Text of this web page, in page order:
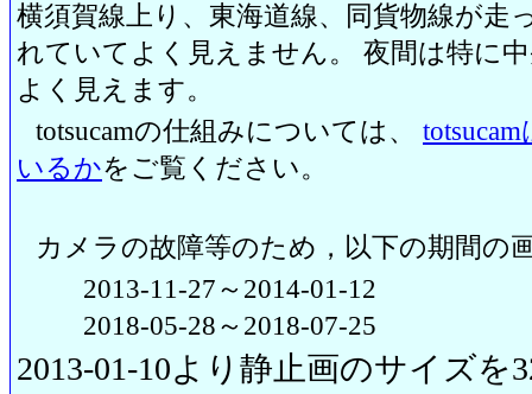
横須賀線上り、東海道線、同貨物線が走
れていてよく見えません。 夜間は特に
よく見えます。
totsucamの仕組みについては、
いるかをご覧ください。
カメラの故障等のため，以下の期間の
2013-11-27～2014-01-12
2018-05-28～2018-07-25
2013-01-10より静止画のサイズを